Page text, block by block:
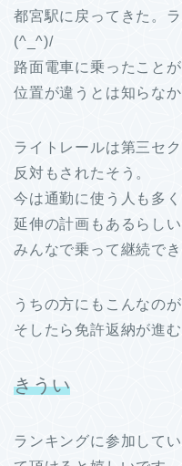
都宮駅に戻ってきた。
(^_^)/
路面電車に乗ったこと
位置が違うとは知らなか
ライトレールは第三セ
反対もされたそう。
今は通勤に使う人も多
延伸の計画もあるらしい
みんなで乗って継続で
うちの方にもこんなの
そしたら免許返納が進む
きうい
ランキングに参加して